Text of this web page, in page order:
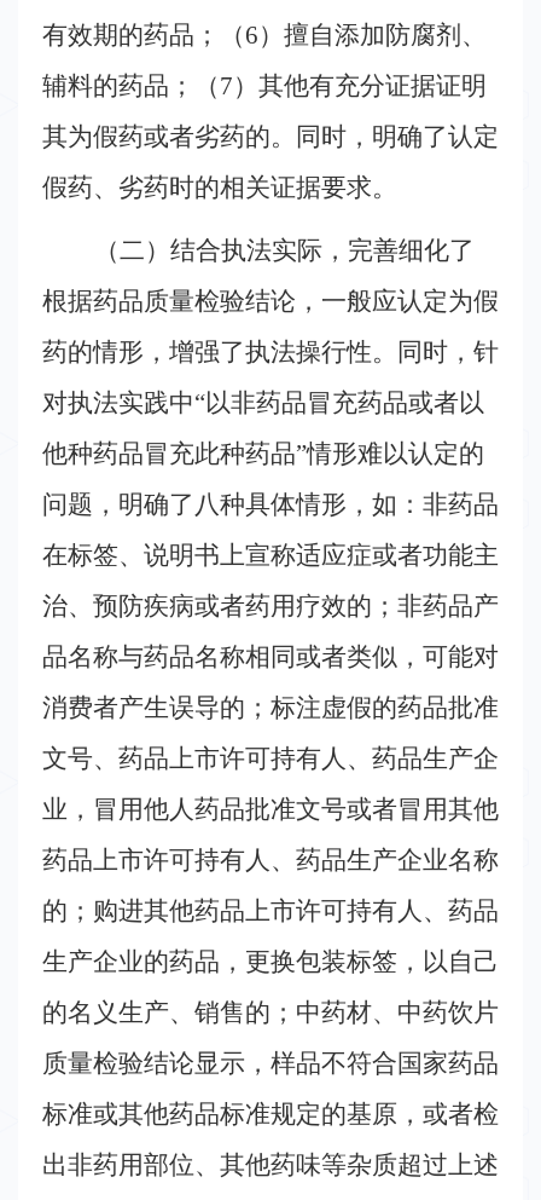
有效期的药品；（6）擅自添加防腐剂、
辅料的药品；（7）其他有充分证据证明
其为假药或者劣药的。同时，明确了认定
假药、劣药时的相关证据要求。
（二）结合执法实际，完善细化了
根据药品质量检验结论，一般应认定为假
药的情形，增强了执法操行性。同时，针
对执法实践中“以非药品冒充药品或者以
他种药品冒充此种药品”情形难以认定的
问题，明确了八种具体情形，如：非药品
在标签、说明书上宣称适应症或者功能主
治、预防疾病或者药用疗效的；非药品产
品名称与药品名称相同或者类似，可能对
消费者产生误导的；标注虚假的药品批准
文号、药品上市许可持有人、药品生产企
业，冒用他人药品批准文号或者冒用其他
药品上市许可持有人、药品生产企业名称
的；购进其他药品上市许可持有人、药品
生产企业的药品，更换包装标签，以自己
的名义生产、销售的；中药材、中药饮片
质量检验结论显示，样品不符合国家药品
标准或其他药品标准规定的基原，或者检
出非药用部位、其他药味等杂质超过上述